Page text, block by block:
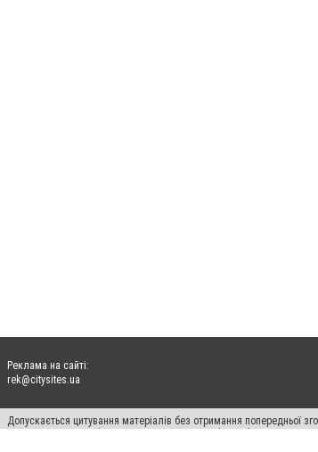
Реклама на сайті:
rek@citysites.ua
Допускається цитування матеріалів без отримання попередньої
пошукових систем гіперпосилання на цитовані статті не нижче